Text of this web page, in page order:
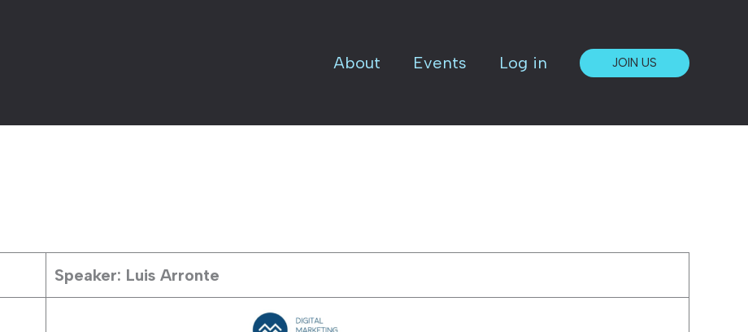
About Events Log in JOIN US
Speaker: Luis Arronte